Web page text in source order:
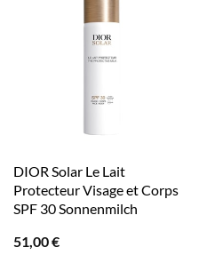
DIOR Solar Le Lait
Protecteur Visage et Corps
SPF 30 Sonnenmilch
51,00€